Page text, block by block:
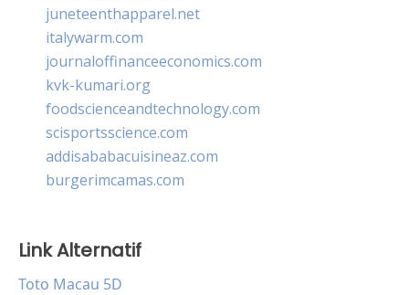
juneteenthapparel.net
italywarm.com
journaloffinanceeconomics.com
kvk-kumari.org
foodscienceandtechnology.com
scisportsscience.com
addisababacuisineaz.com
burgerimcamas.com
Link Alternatif
Toto Macau 5D